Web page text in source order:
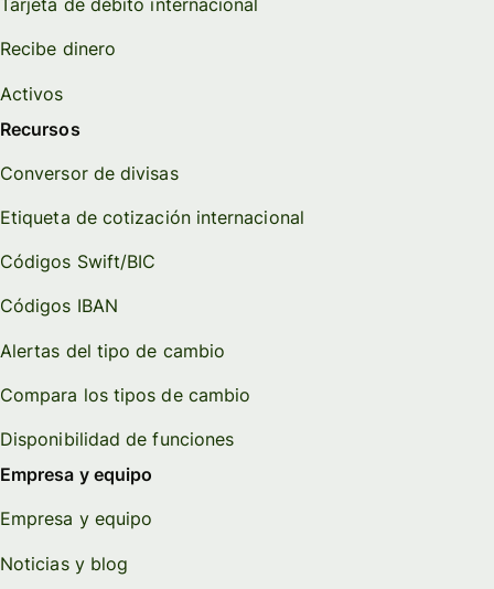
Tarjeta de débito internacional
Recibe dinero
Activos
Recursos
Conversor de divisas
Etiqueta de cotización internacional
Códigos Swift/BIC
Códigos IBAN
Alertas del tipo de cambio
Compara los tipos de cambio
Disponibilidad de funciones
Empresa y equipo
Empresa y equipo
Noticias y blog